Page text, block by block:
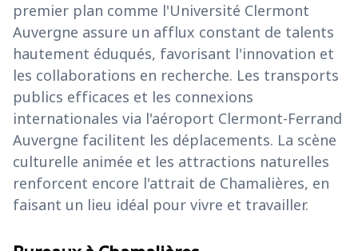
premier plan comme l'Université Clermont
Auvergne assure un afflux constant de talents
hautement éduqués, favorisant l'innovation et
les collaborations en recherche. Les transports
publics efficaces et les connexions
internationales via l'aéroport Clermont-Ferrand
Auvergne facilitent les déplacements. La scène
culturelle animée et les attractions naturelles
renforcent encore l'attrait de Chamalières, en
faisant un lieu idéal pour vivre et travailler.